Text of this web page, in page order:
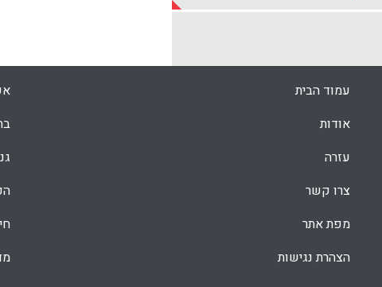
עמוד הבית
אודות
עזרה
צרו קשר
מפת אתר
הצהרת נגישות